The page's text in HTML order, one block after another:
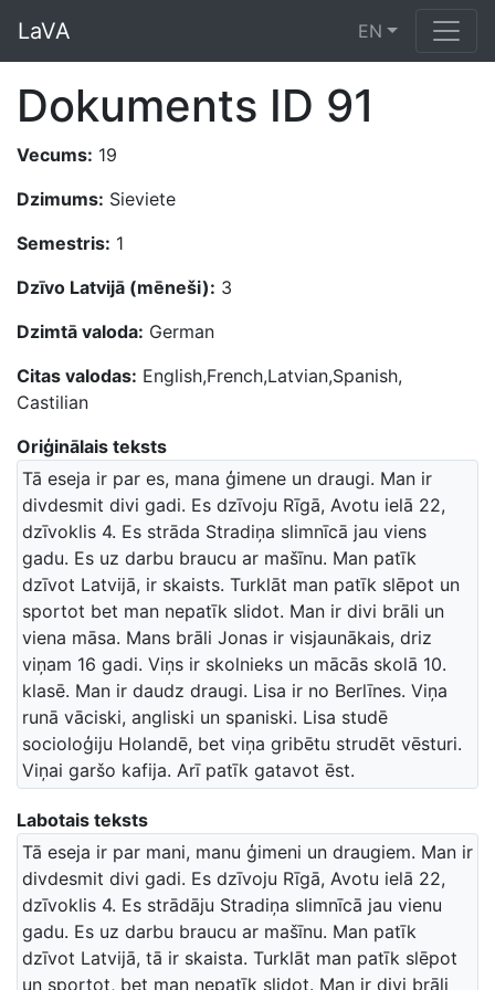
LaVA EN
Dokuments ID 91
Vecums: 19
Dzimums: Sieviete
Semestris: 1
Dzīvo Latvijā (mēneši): 3
Dzimtā valoda: German
Citas valodas: English,French,Latvian,Spanish,
Castilian
Oriģinālais teksts
Tā eseja ir par es, mana ģimene un draugi. Man ir
divdesmit divi gadi. Es dzīvoju Rīgā, Avotu ielā 22,
dzīvoklis 4. Es strāda Stradiņa slimnīcā jau viens
gadu. Es uz darbu braucu ar mašīnu. Man patīk
dzīvot Latvijā, ir skaists. Turklāt man patīk slēpot un
sportot bet man nepatīk slidot. Man ir divi brāli un
viena māsa. Mans brāli Jonas ir visjaunākais, driz
viņam 16 gadi. Viņs ir skolnieks un mācās skolā 10.
klasē. Man ir daudz draugi. Lisa ir no Berlīnes. Viņa
runā vāciski, angliski un spaniski. Lisa studē
socioloģiju Holandē, bet viņa gribētu strudēt vēsturi.
Viņai garšo kafija. Arī patīk gatavot ēst.
Labotais teksts
Tā eseja ir par mani, manu ģimeni un draugiem. Man ir
divdesmit divi gadi. Es dzīvoju Rīgā, Avotu ielā 22,
dzīvoklis 4. Es strādāju Stradiņa slimnīcā jau vienu
gadu. Es uz darbu braucu ar mašīnu. Man patīk
dzīvot Latvijā, tā ir skaista. Turklāt man patīk slēpot
un sportot, bet man nepatīk slidot. Man ir divi brāļi